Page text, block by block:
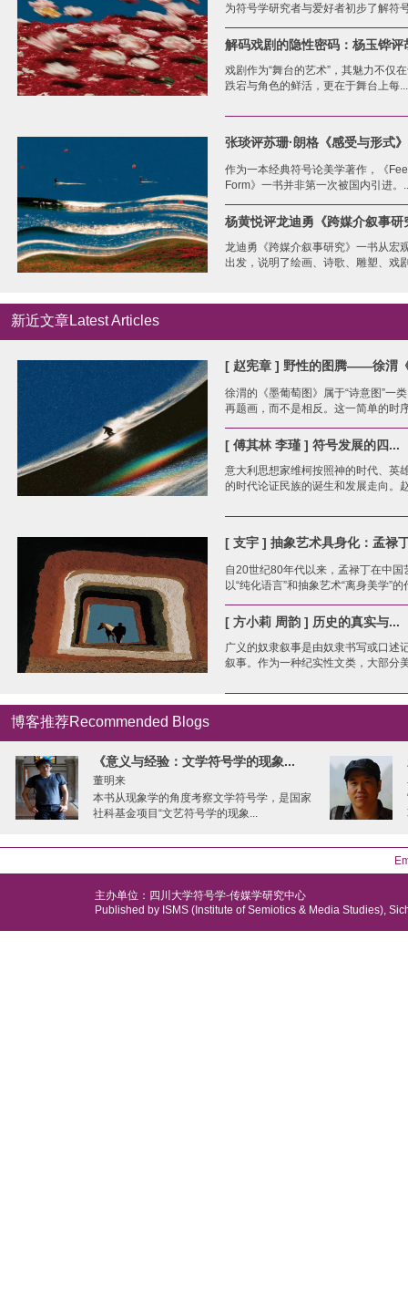
为符号学研究者与爱好者初步了解符
解码戏剧的隐性密码：杨玉铧评
戏剧作为“舞台的艺术”，其魅力不仅
跌宕与角色的鲜活，更在于舞台上每...
张琰评苏珊·朗格《感受与形式》
作为一本经典符号论美学著作，《
Form》一书并非第一次被国内引进。
杨黄悦评龙迪勇《跨媒介叙事研
龙迪勇《跨媒介叙事研究》一书从宏
出发，说明了绘画、诗歌、雕塑、戏
新近文章Latest Articles
[ 赵宪章 ] 野性的图腾——徐渭
徐渭的《墨葡萄图》属于“诗意图”一
再题画，而不是相反。这一简单的时
[ 傅其林 李瑾 ] 符号发展的四...
意大利思想家维柯按照神的时代、英
的时代论证民族的诞生和发展走向。
[ 支宇 ] 抽象艺术具身化：孟禄
自20世纪80年代以来，孟禄丁在中国
以“纯化语言”和抽象艺术“离身美学”的
[ 方小莉 周韵 ] 历史的真实与...
广义的奴隶叙事是由奴隶书写或口述
叙事。作为一种纪实性文类，大部分
博客推荐Recommended Blogs
《意义与经验：文学符号学的现象...
董明来
本书从现象学的角度考察文学符号学，是国家
社科基金项目“文艺符号学的现象...
主办单位：四川大学符号学-传媒学研究中心
Published by ISMS (Institute of Semiotics & Media Studies),